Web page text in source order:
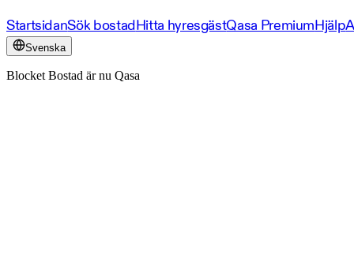
StartsidanSök bostadHitta hyresgästQasa PremiumHjälp
Svenska
Blocket Bostad är nu Qasa